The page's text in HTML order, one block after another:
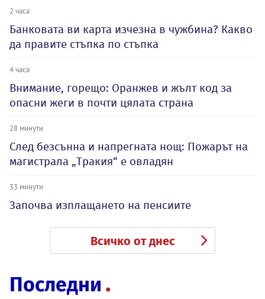
2 часа
Банковата ви карта изчезна в чужбина? Какво
да правите стъпка по стъпка
4 часа
Внимание, горещо: Оранжев и жълт код за
опасни жеги в почти цялата страна
28 минути
След безсънна и напрегната нощ: Пожарът на
магистрала „Тракия“ е овладян
33 минути
Започва изплащането на пенсиите
Всичко от днес
Последни